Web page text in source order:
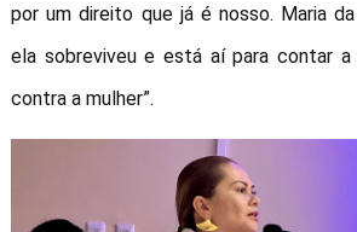
por um direito que já é nosso. Maria
ela sobreviveu e está aí para contar a
contra a mulher”.